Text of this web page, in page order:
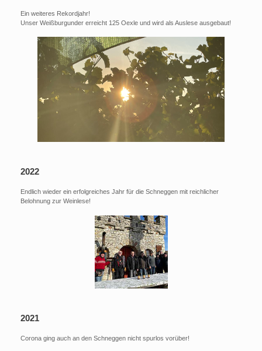
Ein weiteres Rekordjahr!
Unser Weißburgunder erreicht 125 Oexle und wird als Auslese ausgebaut!
2022
Endlich wieder ein erfolgreiches Jahr für die Schneggen mit reichlicher
Belohnung zur Weinlese!
2021
Corona ging auch an den Schneggen nicht spurlos vorüber!